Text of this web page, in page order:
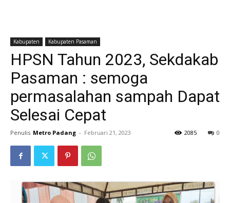
Kabupaten Kabupaten Pasaman
HPSN Tahun 2023, Sekdakab
Pasaman : semoga
permasalahan sampah Dapat
Selesai Cepat
Penulis Metro Padang - Februari 21, 2023 0
2085